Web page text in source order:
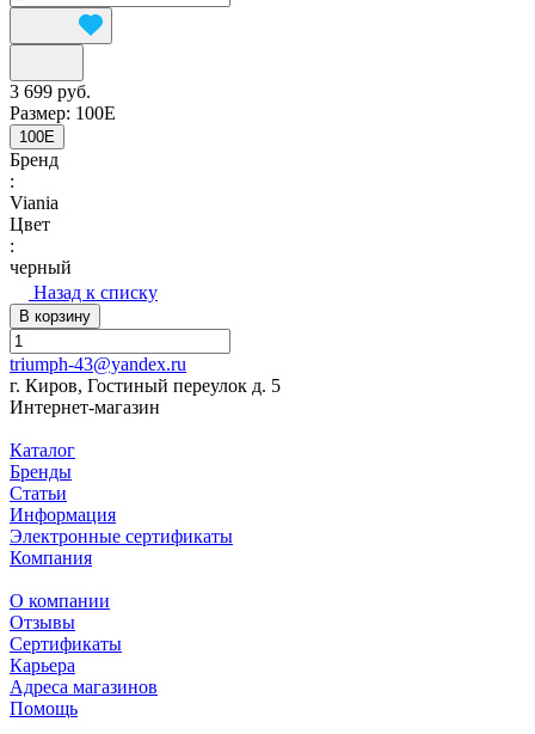
3 699 руб.
Размер: 100E
100E
Бренд
:
Viania
Цвет
:
черный
Назад к списку
В корзину
triumph-43@yandex.ru
г. Киров, Гостиный переулок д. 5
Интернет-магазин
Каталог
Бренды
Статьи
Информация
Электронные сертификаты
Компания
О компании
Отзывы
Сертификаты
Карьера
Адреса магазинов
Помощь